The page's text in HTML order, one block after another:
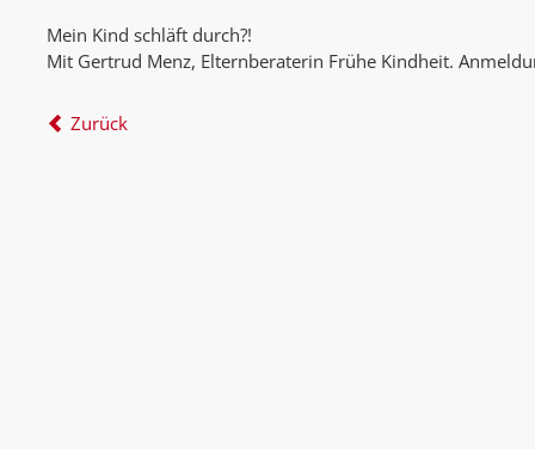
Mein Kind schläft durch?!
Mit Gertrud Menz, Elternberaterin Frühe Kindheit.
Zurück